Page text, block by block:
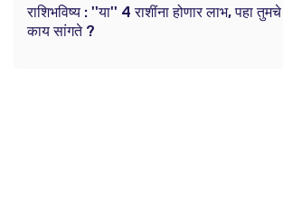
राशिभविष्य : ''या'' 4 राशींना होणार लाभ, पहा
काय सांगते ?